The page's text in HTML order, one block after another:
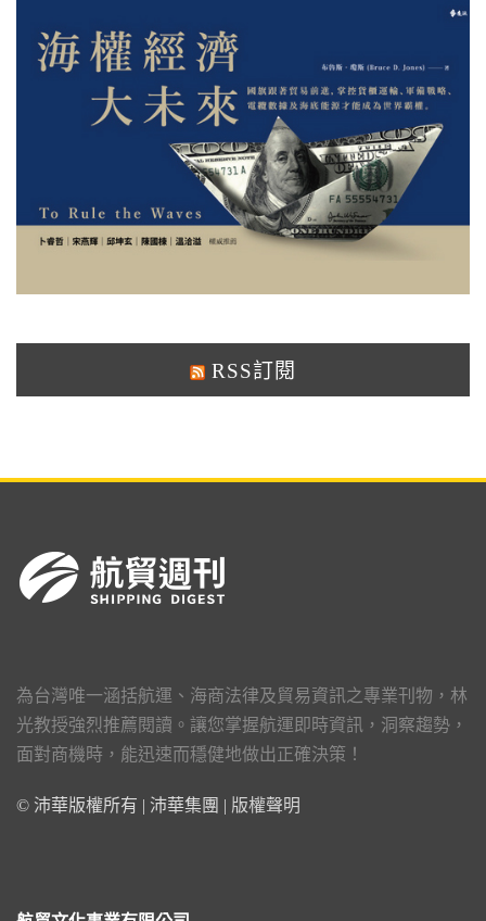
RSS訂閱
為台灣唯一涵括航運、海商法律及貿易資訊之專業刊物，林
光教授強烈推薦閱讀。讓您掌握航運即時資訊，洞察趨勢，
面對商機時，能迅速而穩健地做出正確決策！
© 沛華版權所有 | 沛華集團 | 版權聲明